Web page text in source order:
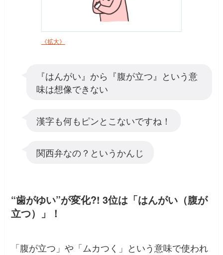
《拡大》
『はんがい』から『腹が立つ』という意
味は想像できない
漢字も何もピンとこないですね！
関西弁なの？というかんじ
“歯がゆい”が変化?! 3位は「はんがい（腹が
立つ）」！
「腹が立つ」や「ムカつく」という意味で使われ